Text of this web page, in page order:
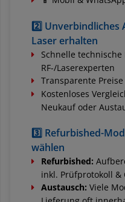
2️⃣
Laser erhalten
Schnelle
RF-/Laserexperten
Transparente
Kostenloses
Neukauf oder
3️⃣ Refurbished-
wählen
Refurbished:
inkl. Prüfprotokoll &
Austausch: Viele